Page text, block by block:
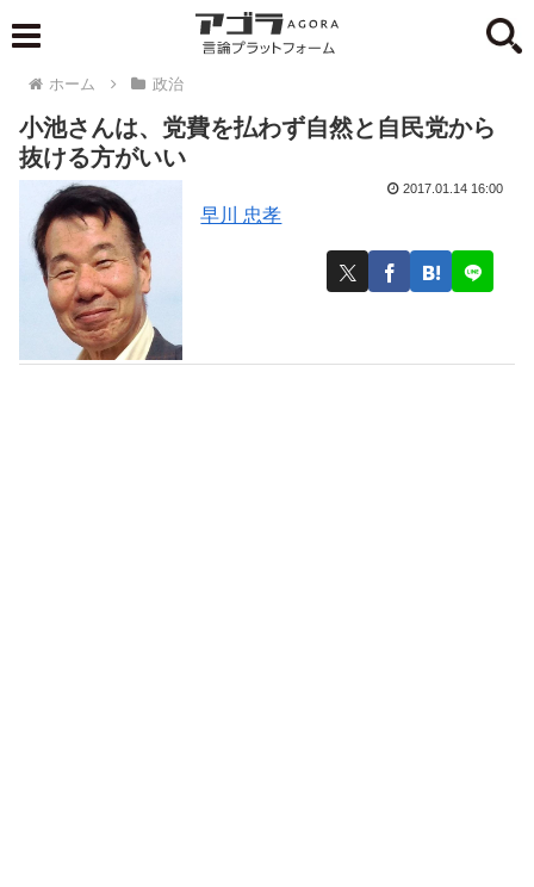
ホーム 政治
小池さんは、党費を払わず自然と自民党から
抜ける方がいい
早川 忠孝
2017.01.14 16:00